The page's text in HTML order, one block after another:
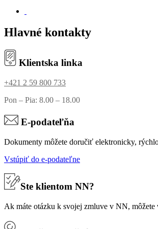
Hlavné kontakty
Klientska linka
+421 2 59 800 733
Pon – Pia: 8.00 – 18.00
E-podateľňa
Dokumenty môžete doručiť elektronicky,
Vstúpiť do e-podateľne
Ste klientom NN?
Ak máte otázku k svojej zmluve v NN,